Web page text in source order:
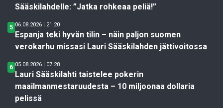
Sääskilahdelle: ”Jatka rohkeaa peliä!”
5 06.08.2026 | 21.20
Espanja teki hyvän tilin – näin paljon suomen
verokarhu missasi Lauri Sääskilahden jättivoitossa
6 05.08.2026 | 07.28
Lauri Sääskilahti taistelee pokerin
maailmanmestaruudesta – 10 miljoonaa dollaria
pelissä